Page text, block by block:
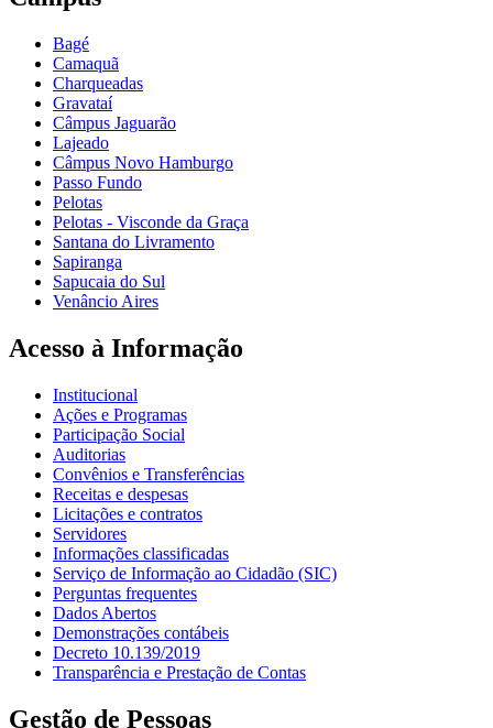
Bagé
Camaquã
Charqueadas
Gravataí
Câmpus Jaguarão
Lajeado
Câmpus Novo Hamburgo
Passo Fundo
Pelotas
Pelotas - Visconde da Graça
Santana do Livramento
Sapiranga
Sapucaia do Sul
Venâncio Aires
Acesso à Informação
Institucional
Ações e Programas
Participação Social
Auditorias
Convênios e Transferências
Receitas e despesas
Licitações e contratos
Servidores
Informações classificadas
Serviço de Informação ao Cidadão (SIC)
Perguntas frequentes
Dados Abertos
Demonstrações contábeis
Decreto 10.139/2019
Transparência e Prestação de Contas
Gestão de Pessoas